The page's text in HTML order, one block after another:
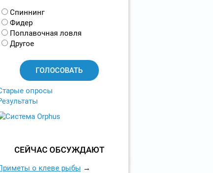
В
а
р
и
Спиннинг
Фидер
Поплавочная ловля
Другое
опросы
СЕЙЧАС ОБСУЖДАЮТ
о клеве рыбы